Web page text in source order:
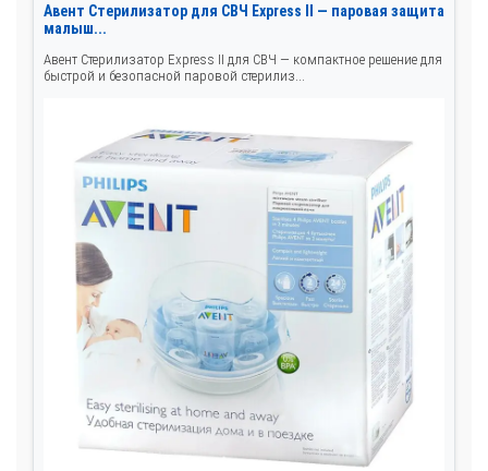
Авент Стерилизатор для СВЧ Express II — паровая защита
малыш...
Авент Стерилизатор Express II для СВЧ — компактное решение для
быстрой и безопасной паровой стерилиз...